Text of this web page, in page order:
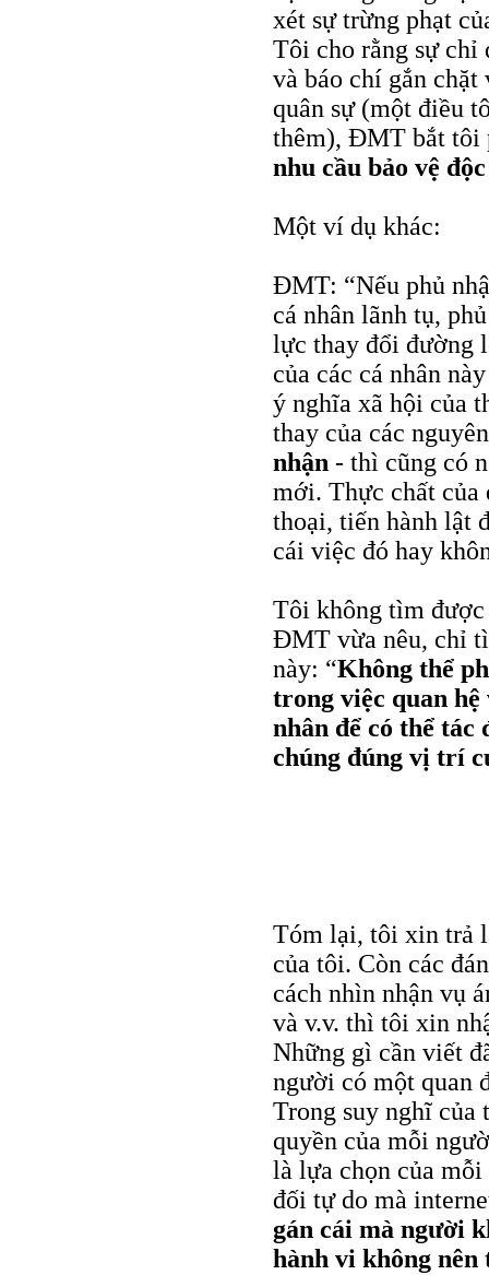
xét sự trừng phạt
Tôi cho rằng sự chỉ
và báo chí gắn
quân sự (một điều
thêm), ĐMT bắt tôi
nhu cầu bảo vệ
Một ví dụ khác:
ĐMT: “Nếu phủ
cá nhân lãnh tụ,
lực thay đổi đường
của các cá nhân
ý nghĩa xã hội của
thay của các
nhận - thì cũng có
mới. Thực chất của
thoại, tiến hành lật
cái việc đó hay
Tôi không tìm được
ĐMT vừa nêu, chỉ
này: “Không thể
trong việc quan
nhân để có thể tác
chúng đúng vị trí
Tóm lại, tôi xin trả
của tôi. Còn các
cách nhìn nhận vụ
và v.v. thì tôi xin
Những gì cần viết
người có một quan
Trong suy nghĩ của
quyền của mỗi
là lựa chọn của
đối tự do mà
gán cái mà người
hành vi không nên